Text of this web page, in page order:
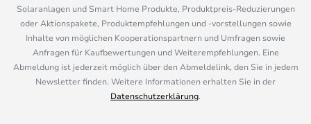
Solaranlagen und Smart Home Produkte, Produktpreis-Reduzierungen
oder Aktionspakete, Produktempfehlungen und -vorstellungen sowie
Inhalte von möglichen Kooperationspartnern und Umfragen sowie
Anfragen für Kaufbewertungen und Weiterempfehlungen. Eine
Abmeldung ist jederzeit möglich über den Abmeldelink, den Sie in jedem
Newsletter finden. Weitere Informationen erhalten Sie in der
Datenschutzerklärung.